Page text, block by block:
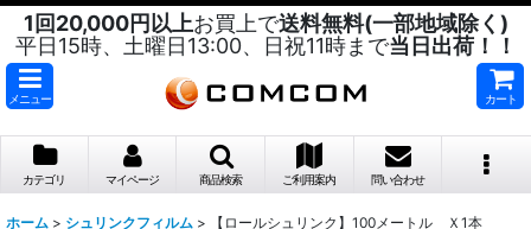
1回20,000円以上お買上で送料無料(一部地域除く)
平日15時、土曜日13:00、日祝11時まで当日出荷！！
メニュー カート
カテゴリ マイページ 商品検索 ご利用案内 問い合わせ
ホーム > シュリンクフィルム > 【ロールシュリンク】100メートル Ｘ1本